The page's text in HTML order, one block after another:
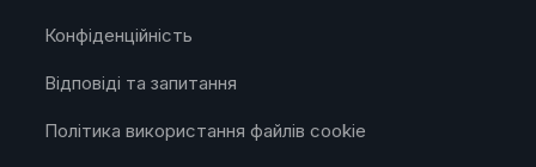
Конфіденційність
Відповіді та запитання
Політика використання файлів cookie